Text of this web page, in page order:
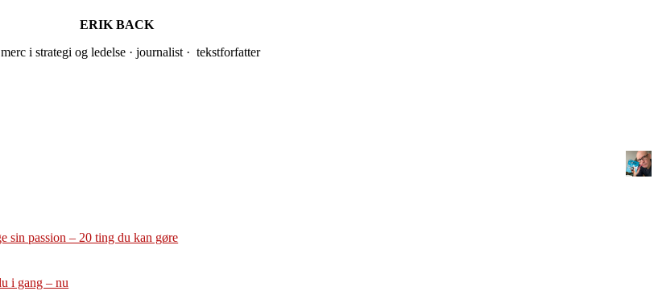
ERIK BACK
i strategi og ledelse · journalist · tekstforfatter
sin passion – 20 ting du kan gøre
i gang – nu